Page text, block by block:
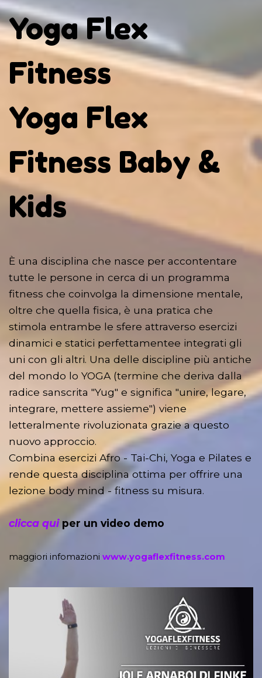
Yoga Flex
Fitness
Yoga Flex
Fitness Baby &
Kids
È una disciplina che nasce per accontentare
tutte le persone in cerca di un programma
fitness che coinvolga la dimensione mentale,
oltre che quella fisica, è una pratica che
stimola entrambe le sfere attraverso esercizi
dinamici e statici perfettamentee integrati gli
uni con gli altri. Una delle discipline più antiche
del mondo lo YOGA (termine che deriva dalla
radice sanscrita "Yug" e significa "unire, legare,
integrare, mettere assieme") viene
letteralmente rivoluzionata grazie a questo
nuovo approccio.
Combina esercizi Afro - Tai-Chi, Yoga e Pilates e
rende questa disciplina ottima per offrire una
lezione body mind - fitness su misura.
clicca qui per un video demo
maggiori infomazioni www.yogaflexfitness.com